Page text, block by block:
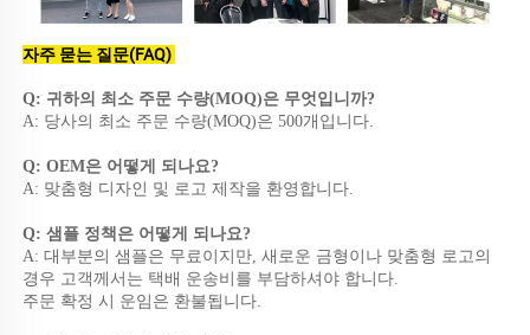
자주 묻는 질문(FAQ)
Q: 귀하의 최소 주문 수량(MOQ)은 무엇입니까?
A: 당사의 최소 주문 수량(MOQ)은 500개입니다.
Q: OEM은 어떻게 되나요?
A: 맞춤형 디자인 및 로고 제작을 환영합니다.
Q: 샘플 정책은 어떻게 되나요?
A: 대부분의 샘플은 무료이지만, 새로운 금형이나 맞춤형 로고의
경우 고객께서는 택배 운송비를 부담하셔야 합니다.
주문 확정 시 운임은 환불됩니다.